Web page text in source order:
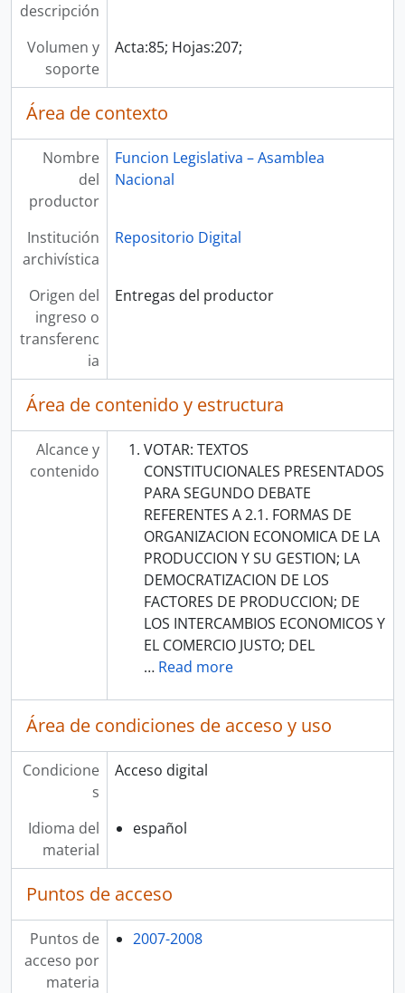
descripción
Volumen y
soporte
Acta:85; Hojas:207;
Área de contexto
Nombre
del
productor
Funcion Legislativa – Asamblea
Nacional
Institución
archivística
Repositorio Digital
Origen del
ingreso o
transferenc
ia
Entregas del productor
Área de contenido y estructura
Alcance y
contenido
VOTAR: TEXTOS
CONSTITUCIONALES PRESENTADOS
PARA SEGUNDO DEBATE
REFERENTES A 2.1. FORMAS DE
ORGANIZACION ECONOMICA DE LA
PRODUCCION Y SU GESTION; LA
DEMOCRATIZACION DE LOS
FACTORES DE PRODUCCION; DE
LOS INTERCAMBIOS ECONOMICOS Y
EL COMERCIO JUSTO; DEL
… Read more
Área de condiciones de acceso y uso
Condicione
s
Acceso digital
Idioma del
material
español
Puntos de acceso
Puntos de
acceso por
materia
2007-2008